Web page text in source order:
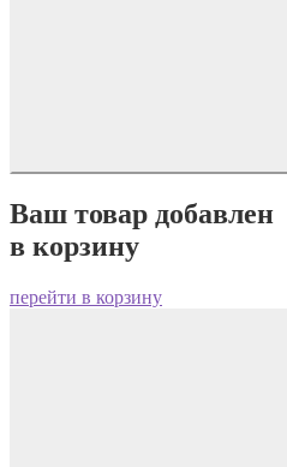
Ваш товар добавлен
в корзину
перейти в корзину